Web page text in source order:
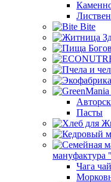
Bite
Пасты
мануфактура
Чага чай